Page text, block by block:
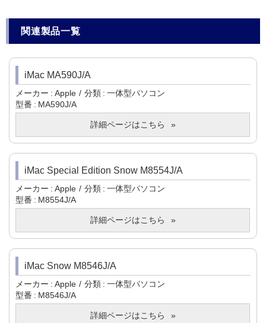
関連製品一覧
iMac MA590J/A
メーカー Apple 分類
一体型パソコン
型番
MA590J/A
詳細ページはこちら
iMac Special Edition Snow M8554J/A
メーカー Apple 分類
一体型パソコン
型番
M8554J/A
詳細ページはこちら
iMac Snow M8546J/A
メーカー Apple 分類
一体型パソコン
型番
M8546J/A
詳細ページはこちら